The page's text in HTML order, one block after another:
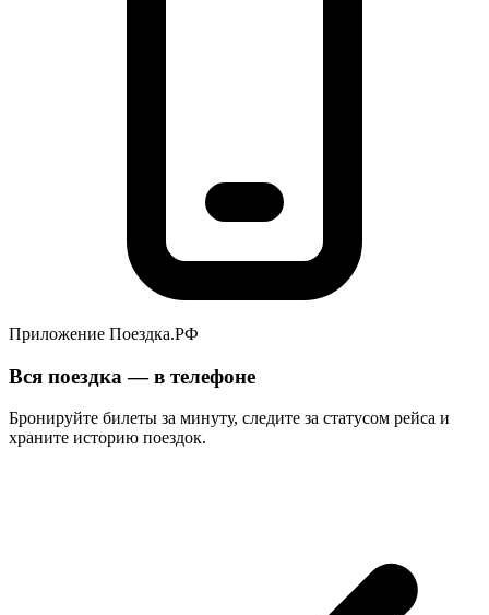
Приложение Поездка.РФ
Вся поездка — в телефоне
Бронируйте билеты за минуту, следите за статусом рейса и
храните историю поездок.